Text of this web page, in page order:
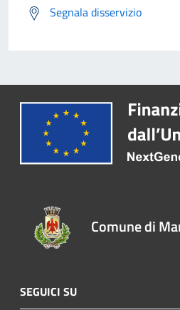
Segnala disservizio
Comune di
SEGUICI SU